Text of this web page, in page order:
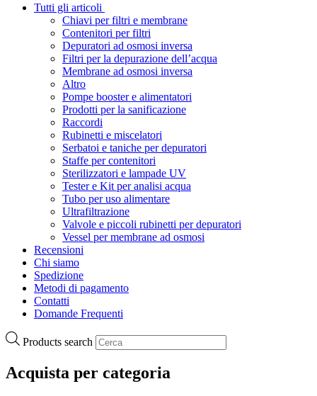
Tutti gli articoli
Chiavi per filtri e membrane
Contenitori per filtri
Depuratori ad osmosi inversa
Filtri per la depurazione dell’acqua
Membrane ad osmosi inversa
Altro
Pompe booster e alimentatori
Prodotti per la sanificazione
Raccordi
Rubinetti e miscelatori
Serbatoi e taniche per depuratori
Staffe per contenitori
Sterilizzatori e lampade UV
Tester e Kit per analisi acqua
Tubo per uso alimentare
Ultrafiltrazione
Valvole e piccoli rubinetti per depuratori
Vessel per membrane ad osmosi
Recensioni
Chi siamo
Spedizione
Metodi di pagamento
Contatti
Domande Frequenti
Products search
Acquista per categoria